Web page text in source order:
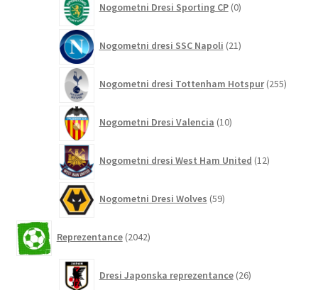
Nogometni Dresi Sporting CP 0izdelkov
Nogometni dresi SSC Napoli 21izdelkov
Nogometni dresi Tottenham Hotspur 255
Nogometni Dresi Valencia 10izdelkov
Nogometni dresi West Ham United 12izdelkov
Nogometni Dresi Wolves 59izdelkov
Reprezentance 2042izdelkov
Dresi Japonska reprezentance 26izdelkov